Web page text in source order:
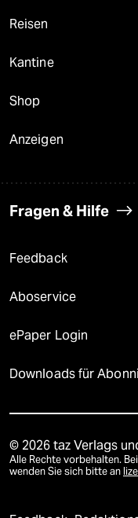
Reisen
Kantine
Shop
Anzeigen
Fragen & Hilfe
Feedback
Aboservice
ePaper Login
Downloads für
© 2026 taz Verlags
Alle Rechte vorbehalten.
wenden Sie sich bitte an